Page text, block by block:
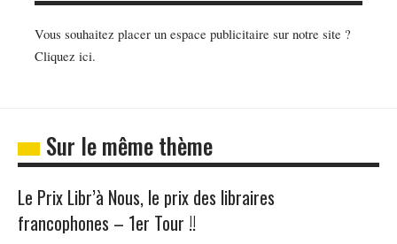
Vous souhaitez placer un espace publicitaire sur notre site ?
Cliquez ici.
Sur le même thème
Le Prix Libr’à Nous, le prix des libraires
francophones – 1er Tour !!